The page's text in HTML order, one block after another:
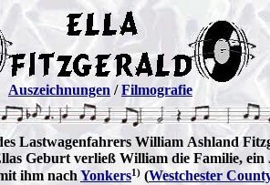
Auszeichnungen /Filmografie
Lastwagenfahrers William Ashland
Geburt verließ William die Familie,
ihm nach Yonkers1) (Westchester